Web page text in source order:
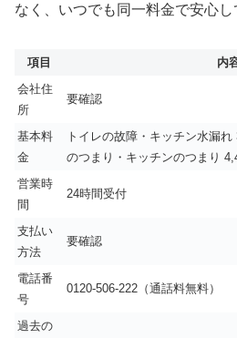
なく、いつでも同一料金で安心し
項目
内
会社住
所
要確認
基本料
金
トイレの故障・キッチン水漏
のつまり・キッチンのつまり
営業時
間
24時間受付
支払い
方法
要確認
電話番
号
0120-506-222（通話料無料）
過去の